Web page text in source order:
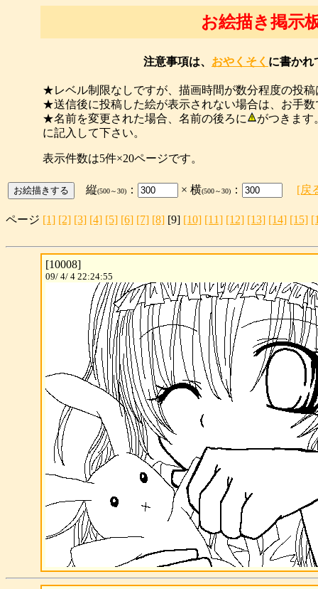
お絵描き掲示
注意事項は、 おやくそく に書かれ
★レベル制限なしですが、描画時間が数分程度の投稿
★送信後に投稿した絵が表示されない場合は、お手
★名前を変更された場合、名前の後ろに
がつきます
に記入して下さい。
表示件数は5件×20ページです。
縦(500～30) ： × 横(500～30) ： [戻
ページ [1] [2] [3] [4] [5] [6] [7] [8] [9] [10] [11] [12] [13] [14] [15]
[10008]
09/ 4/ 4 22:24:55